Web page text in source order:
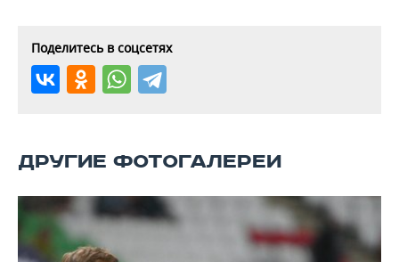
ФИГУРНОЕ КАТАНИЕ
ХОККЕЙ С МЯЧОМ
МЕДИЦИНА
ПРОИСШЕСТВИЯ
Поделитесь в соцсетях
ДРУГИЕ ФОТОГАЛЕРЕИ